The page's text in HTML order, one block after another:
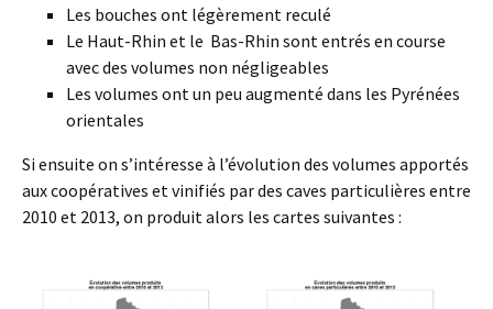
Les bouches ont légèrement reculé
Le Haut-Rhin et le Bas-Rhin sont entrés en course
avec des volumes non négligeables
Les volumes ont un peu augmenté dans les Pyrénées
orientales
Si ensuite on s’intéresse à l’évolution des volumes apportés
aux coopératives et vinifiés par des caves particulières entre
2010 et 2013, on produit alors les cartes suivantes :